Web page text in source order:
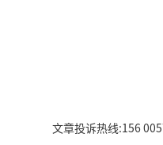
文章投诉热线:156